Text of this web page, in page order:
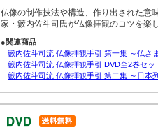
仏像の制作技法や構造、作り出された意
家・籔内佐斗司氏が仏像拝観のコツを楽
●関連商品
籔内佐斗司流 仏像拝観手引 第一集 ～仏さ
籔内佐斗司流 仏像拝観手引 DVD全2巻セッ
籔内佐斗司流 仏像拝観手引 第二集 ～日本